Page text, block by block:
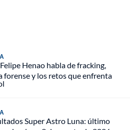
Henao habla de fracking,
forense y los retos que enfrenta
Super Astro Luna: último